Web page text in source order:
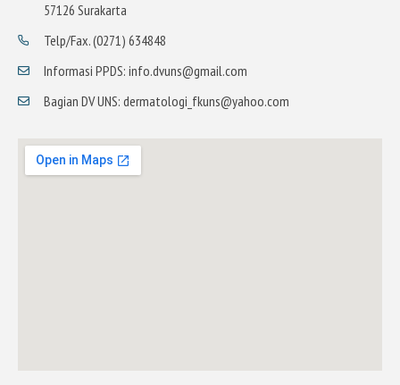
57126 Surakarta
Telp/Fax. (0271) 634848
Informasi PPDS: info.dvuns@gmail.com
Bagian DV UNS: dermatologi_fkuns@yahoo.com